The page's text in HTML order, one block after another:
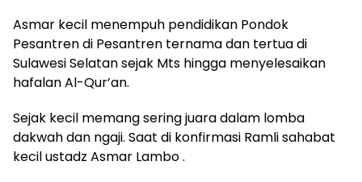
Asmar kecil menempuh pendidikan Pondok
Pesantren di Pesantren ternama dan tertua di
Sulawesi Selatan sejak Mts hingga menyelesaikan
hafalan Al-Qur’an.
Sejak kecil memang sering juara dalam lomba
dakwah dan ngaji. Saat di konfirmasi Ramli sahabat
kecil ustadz Asmar Lambo .